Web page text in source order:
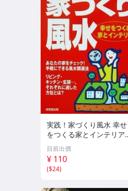
実践！家づくり風水 幸せ
をつくる家とインテリア/
浅野八郎(著者)
目前出價
¥ 110
($24)